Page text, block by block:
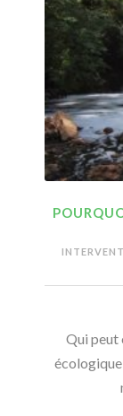
Qui peut
écologique